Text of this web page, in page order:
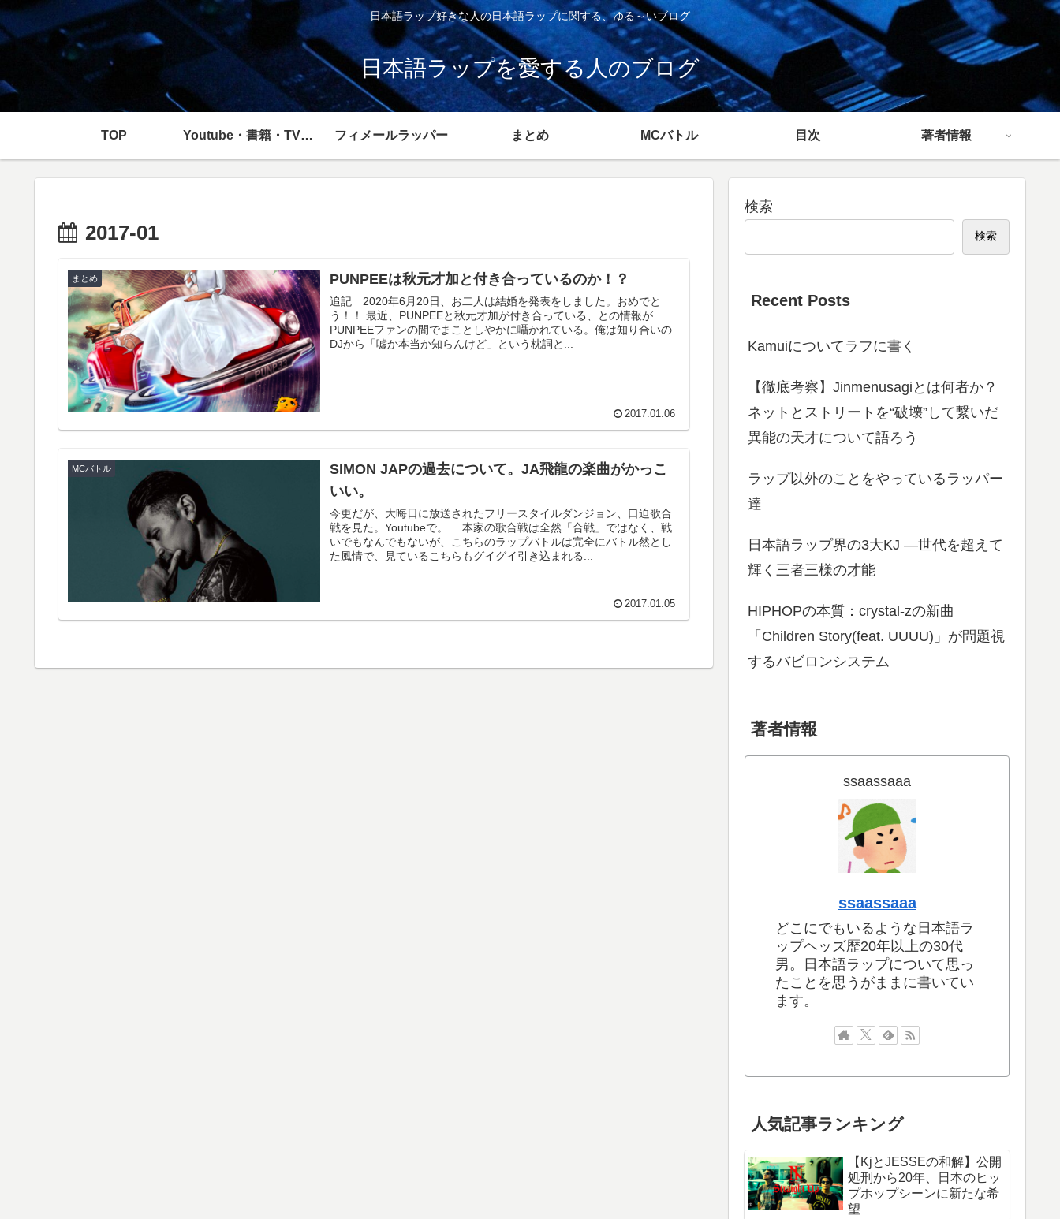
日本語ラップ好きな人の日本語ラップに関する、ゆる～いブログ
日本語ラップを愛する人のブログ
TOP Youtube・書籍・TV・映画 フィメールラッパー まとめ MCバトル 目次 著者情報
2017-01
まとめ PUNPEEは秋元才加と付き合っているのか！？
追記 2020年6月20日、お二人は結婚を発表をしました。おめでと
う！！ 最近、PUNPEEと秋元才加が付き合っている、との情報が
PUNPEEファンの間でまことしやかに囁かれている。俺は知り合いの
DJから「嘘か本当か知らんけど」という枕詞と...
2017.01.06
MCバトル
SIMON JAPの過去について。JA飛龍の楽曲がかっこ
いい。
今更だが、大晦日に放送されたフリースタイルダンジョン、口迫歌合
戦を見た。Youtubeで。 本家の歌合戦は全然「合戦」ではなく、戦
いでもなんでもないが、こちらのラップバトルは完全にバトル然とし
た風情で、見ているこちらもグイグイ引き込まれる...
2017.01.05
検索
検索
Recent Posts
Kamuiについてラフに書く
【徹底考察】Jinmenusagiとは何者か？
ネットとストリートを“破壊”して繋いだ
異能の天才について語ろう
ラップ以外のことをやっているラッパー
達
日本語ラップ界の3大KJ ―世代を超えて
輝く三者三様の才能
HIPHOPの本質：crystal-zの新曲
「Children Story(feat. UUUU)」が問題視
するバビロンシステム
著者情報
ssaassaaa
ssaassaaa
どこにでもいるような日本語ラ
ップヘッズ歴20年以上の30代
男。日本語ラップについて思っ
たことを思うがままに書いてい
ます。
人気記事ランキング
【KjとJESSEの和解】公開
処刑から20年、日本のヒッ
プホップシーンに新たな希
望